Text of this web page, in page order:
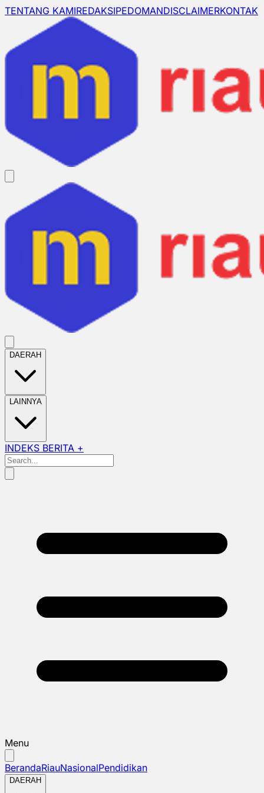
TENTANG KAMIREDAKSIPEDOMANDISCLAIMERKONTAK
DAERAH
LAINNYA
INDEKS BERITA +
Menu
BerandaRiauNasionalPendidikan
DAERAH